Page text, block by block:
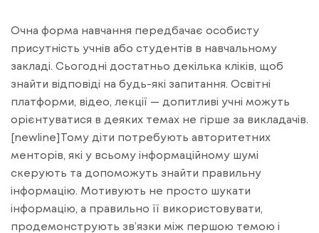
Очна форма навчання передбачає особисту
присутність учнів або студентів в навчальному
закладі. Сьогодні достатньо декілька кліків, щоб
знайти відповіді на будь-які запитання. Освітні
платформи, відео, лекції — допитливі учні можуть
орієнтуватися в деяких темах не гірше за викладачів.
[newline]Тому діти потребують авторитетних
менторів, які у всьому інформаційному шумі
скерують та допоможуть знайти правильну
інформацію. Мотивують не просто шукати
інформацію, а правильно її використовувати,
продемонструють зв’язки між першою темою і